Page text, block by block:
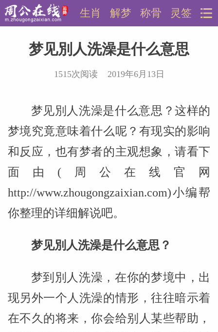
灵签
称骨
解梦
生肖
梦见別人洗澡是什么意思
1515次阅读 2019年6月13日
梦见別人洗澡是什么意思？这样的
梦境究竟意味着什么呢？有现实的影响
和反应，也有梦者的主观想象，请看下
面由(周公在线官网
http://www.zhougongzaixian.com)小编帮
你整理的详细解说吧。
梦见別人洗澡是什么意思？
梦到別人洗澡，在你的梦境中，出
现另外一个人洗澡的情形，往往暗示着
在不久的将来，你会给别人某些帮助，